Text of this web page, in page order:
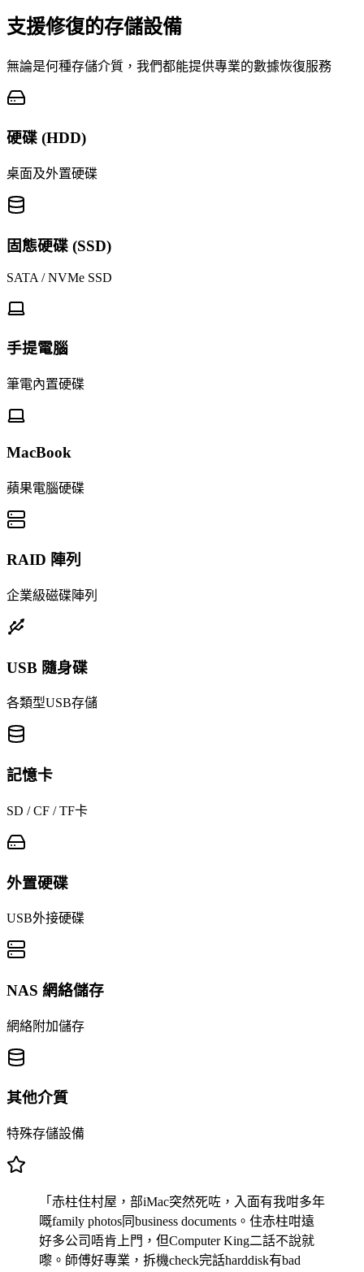
支援修復的存儲設備
無論是何種存儲介質，我們都能提供專業的數據恢復服務
硬碟 (HDD)
桌面及外置硬碟
固態硬碟 (SSD)
SATA / NVMe SSD
手提電腦
筆電內置硬碟
MacBook
蘋果電腦硬碟
RAID 陣列
企業級磁碟陣列
USB 隨身碟
各類型USB存儲
記憶卡
SD / CF / TF卡
外置硬碟
USB外接硬碟
NAS 網絡儲存
網絡附加儲存
其他介質
特殊存儲設備
「赤柱住村屋，部iMac突然死咗，入面有我咁多年
嘅family photos同business documents。住赤柱咁遠
好多公司唔肯上門，但Computer King二話不說就
嚟。師傅好專業，拆機check完話harddisk有bad